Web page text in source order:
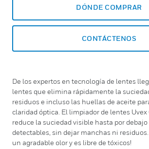
DÓNDE COMPRAR
CONTÁCTENOS
De los expertos en tecnología de lentes
lentes que elimina rápidamente la
residuos e incluso las huellas de aceite
claridad óptica. El limpiador de lentes Uvex
reduce la suciedad visible hasta por
detectables, sin dejar manchas ni
un agradable olor y es libre de tóxicos!